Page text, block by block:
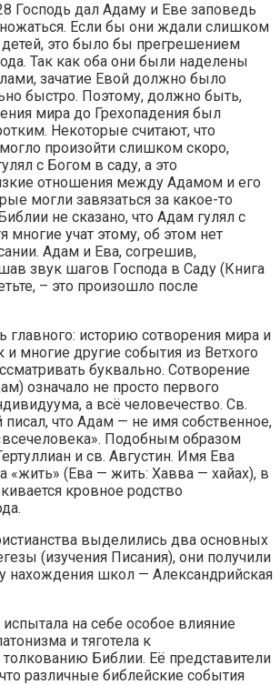
Господь дал Адаму и Еве заповедь
Если бы они ждали слишком
это было бы прегрешением
Так как оба они были наделены
зачатие Евой должно было
быстро. Поэтому, должно быть,
мира до Грехопадения был
Некоторые считают, что
произойти слишком скоро,
с Богом в саду, а это
отношения между Адамом и его
могли завязаться за какое-то
не сказано, что Адам гулял с
многие учат этому, об этом нет
Адам и Ева, согрешив,
звук шагов Господа в Саду (Книга
– это произошло после
главного: историю сотворения мира и
и многие другие события из Ветхого
буквально. Сотворение
означало не просто первого
а всё человечество. Св.
писал, что Адам — не имя собственное,
Подобным образом
и св. Августин. Имя Ева
«жить» (Ева — жить: Хавва — хайах), в
кровное родство
выделились два основных
(изучения Писания), они получили
нахождения школ — Александрийская
на себе особое влияние
и тяготела к
Библии. Её представители
различные библейские события